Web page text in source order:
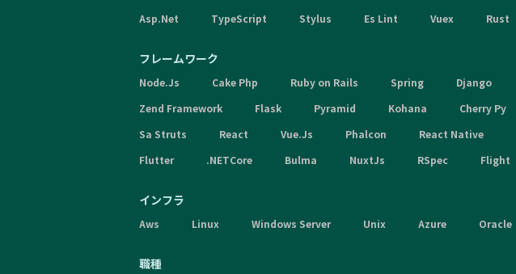
Asp.Net
TypeScript Stylus Es Lint Vuex Rust
フレームワーク
Node.Js Cake Php Ruby on Rails Spring Django
Zend Framework
Flask Pyramid Kohana Cherry Py
Sa Struts
React Vue.Js Phalcon React Native
Flutter
.NETCore Bulma NuxtJs RSpec Flight
インフラ
Aws Linux Windows Server Unix Azure Oracle
職種